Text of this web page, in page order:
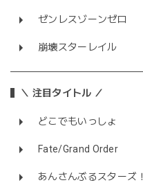
ゼンレスゾーンゼロ
崩壊スターレイル
＼ 注目タイトル ／
どこでもいっしょ
Fate/Grand Order
あんさんぶるスターズ！